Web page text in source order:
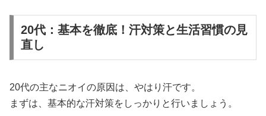
20代：基本を徹底！汗対策と生活習慣の見
直し
20代の主なニオイの原因は、やはり汗です。
まずは、基本的な汗対策をしっかりと行いましょう。